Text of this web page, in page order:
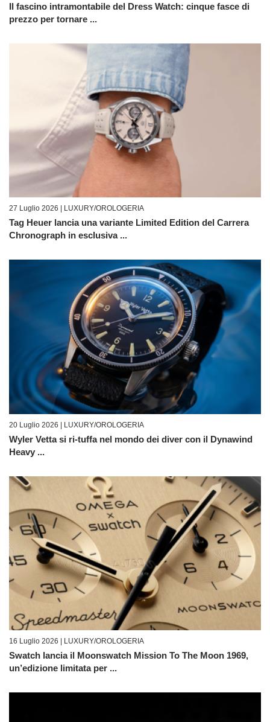
Il fascino intramontabile del Dress Watch: cinque fasce di
prezzo per tornare ...
27 Luglio 2026 | LUXURY/OROLOGERIA
Tag Heuer lancia una variante Limited Edition del Carrera
Chronograph in esclusiva ...
20 Luglio 2026 | LUXURY/OROLOGERIA
Wyler Vetta si ri-tuffa nel mondo dei diver con il Dynawind
Heavy ...
16 Luglio 2026 | LUXURY/OROLOGERIA
Swatch lancia il Moonswatch Mission To The Moon 1969,
un’edizione limitata per ...